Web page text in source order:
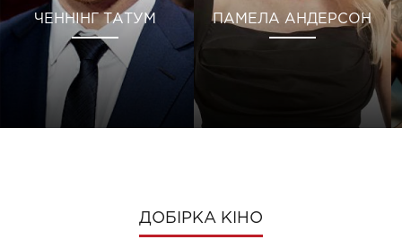
ЧЕННІНГ ТАТУМ ПАМЕЛА АНДЕРСОН
ДОБІРКА КІНО